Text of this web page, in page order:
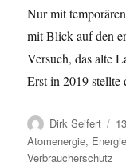
Nur mit
mit Blick auf den
Versuch, das alte
Erst in 2019
Autor
Dirk Seifert
Atomenergie,
Verbraucherschutz